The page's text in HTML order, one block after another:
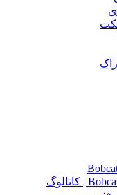
مینی لودر بابکت Bobcat T320 | کاتالوگ